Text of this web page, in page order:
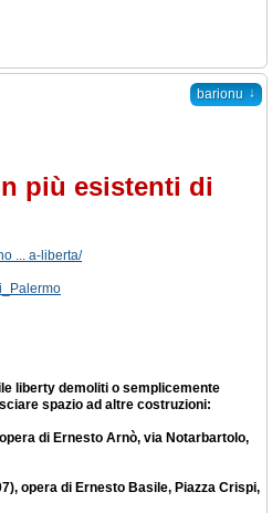
barionu ↓
più esistenti di
... a-liberta/
liberty demoliti o semplicemente
spazio ad altre costruzioni:
di Ernesto Arnò, via Notarbartolo,
opera di Ernesto Basile, Piazza Crispi,